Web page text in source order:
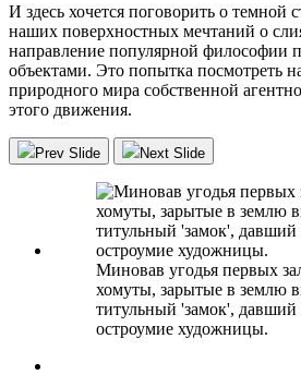
И здесь хочется поговорить о темной
наших поверхностных мечтаний о
направление популярной философии
объектами. Это попытка посмотреть
природного мира собственной
этого движения.
Prev Slide Next Slide
Миновав угодья первых
хомуты, зарытые в землю
титульный 'замок', давший
остроумие художницы.